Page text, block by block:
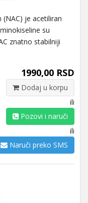
(NAC) je acetiliran
su
znatno stabilniji
1990,00 RSD
Dodaj u korpu
ili
Pozovi i naruči
ili
Naruči preko SMS